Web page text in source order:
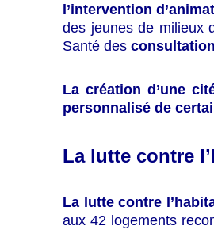
l’intervention
des jeunes de milieux
Santé des
La création d’une
personnalisé de
La lutte contre
La lutte contre
aux 42 logements